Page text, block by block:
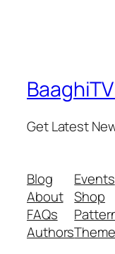
Get Latest
Blog
About
FAQs
Authors
Events
Shop